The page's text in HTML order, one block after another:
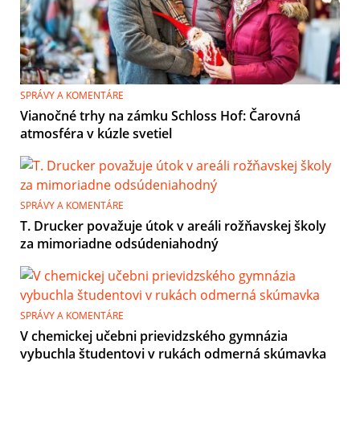
SPRÁVY A KOMENTÁRE
Vianočné trhy na zámku Schloss Hof: Čarovná
atmosféra v kúzle svetiel
SPRÁVY A KOMENTÁRE
T. Drucker považuje útok v areáli rožňavskej školy
za mimoriadne odsúdeniahodný
SPRÁVY A KOMENTÁRE
V chemickej učebni prievidzského gymnázia
vybuchla študentovi v rukách odmerná skúmavka